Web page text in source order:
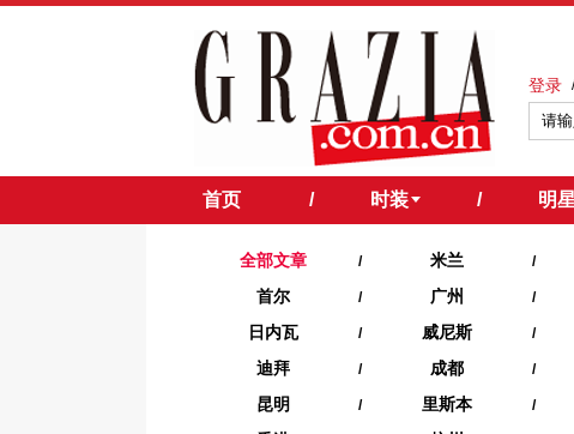
登录 /
首页 / 时装 / 明星
全部文章 / 米兰 /
首尔 / 广州 /
日内瓦 / 威尼斯 /
迪拜 / 成都 /
昆明 / 里斯本 /